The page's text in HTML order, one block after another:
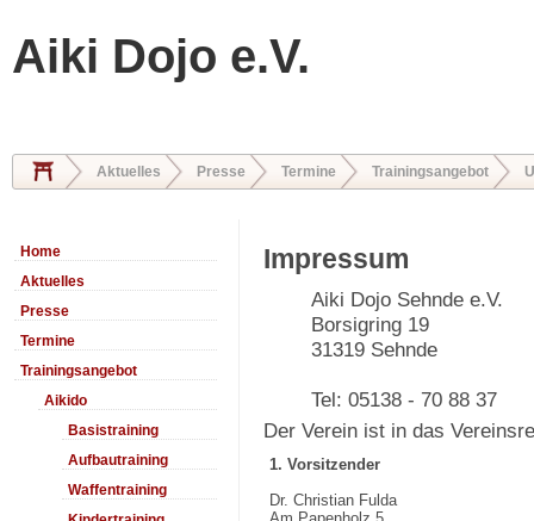
Aiki Dojo e.V.
Aktuelles Presse Termine Trainingsangebot
Impressum
Aiki Dojo Sehnde e.V.
Borsigring 19
31319 Sehnde
Tel: 05138 - 70 88 37
Der Verein ist in das
1. Vorsitzender
Dr. Christian Fulda
Home
Aktuelles
Presse
Termine
Trainingsangebot
Aikido
Basistraining
Aufbautraining
Waffentraining